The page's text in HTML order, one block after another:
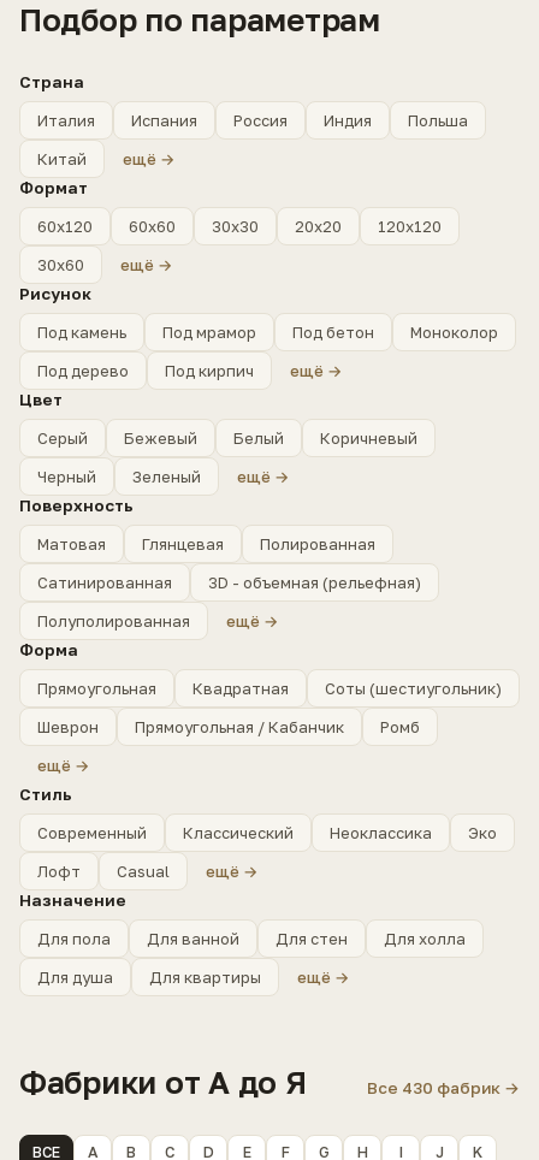
Подбор по параметрам
Страна
Италия
Испания Россия Индия
Польша
Китай
ещё →
Формат
60x120
60x60 30x30 20x20
120x120
30x60
ещё →
Рисунок
Под камень
Под мрамор Под бетон
Моноколор
Под дерево
Под кирпич
ещё →
Цвет
Серый
Бежевый Белый
Коричневый
Черный
Зеленый
ещё →
Поверхность
Матовая
Глянцевая
Полированная
Сатинированная
3D - объемная (рельефная)
Полуполированная
ещё →
Форма
Прямоугольная
Квадратная
Соты (шестиугольник)
Шеврон
Прямоугольная / Кабанчик
Ромб
ещё →
Стиль
Современный
Классический Неоклассика
Эко
Лофт
Casual
ещё →
Назначение
Для пола
Для ванной Для стен
Для холла
Для душа
Для квартиры ещё →
Фабрики от А до Я Все 430 фабрик →
ВСЕ A B C D E F G H I J
K